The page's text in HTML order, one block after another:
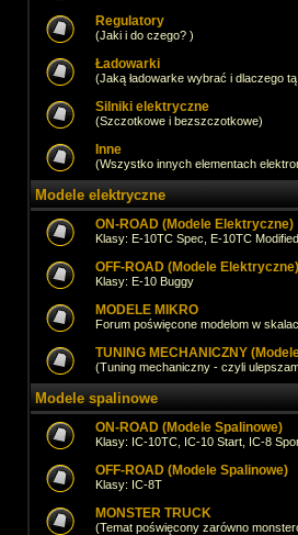
Regulatory
(Jaki i do czego? )
Ładowarki
(Jaką ładowarke wybrać i dlaczego
Silniki elektryczne
(Szczotkowe i bezszczotkowe)
Inne
(Wszystko innych elementach
Modele elektryczne
ON-ROAD (Modele Elektryczne)
Klasy: E-10TC Spec, E-10TC
OFF-ROAD (Modele Elektryczne)
Klasy: E-10 Buggy
MODELE MIKRO
Forum poświęcone modelom w
TUNING MECHANICZNY
(Tuning mechaniczny - czyli
Modele spalinowe
ON-ROAD (Modele Spalinowe)
Klasy: IC-10TC, IC-10 Start, IC-8
OFF-ROAD (Modele Spalinowe)
Klasy: IC-8T
MONSTER TRUCK
(Temat poświęcony zarówno